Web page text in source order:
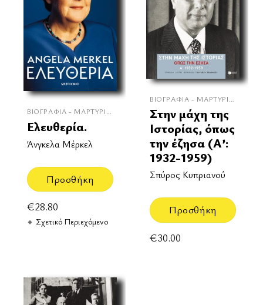
ΒΙΟΓΡΑΦΊΑ - ΜΑΡΤΥΡΊΕΣ
Ελευθερία.
Άνγκελα Μέρκελ
Προσθήκη
€28.80
Σχετικό Περιεχόμενο
ΒΙΟΓΡΑΦΊΑ - ΜΑΡΤΥΡΊΕΣ
Στην μάχη της
Ιστορίας, όπως
την έζησα (Α’:
1932-1959)
Σπύρος Κυπριανού
Προσθήκη
€30.00